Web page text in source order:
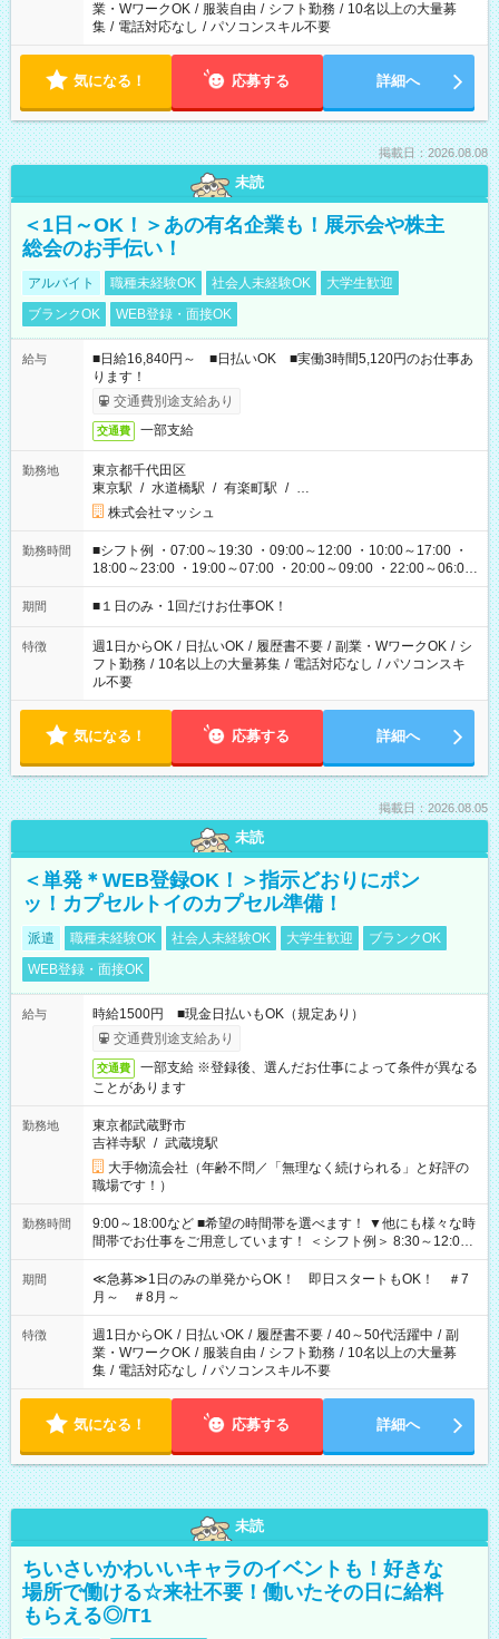
業・WワークOK / 服装自由 / シフト勤務 / 10名以上の大量募
集 / 電話対応なし / パソコンスキル不要
気になる！ 応募する 詳細へ
掲載日：2026.08.08
未読
＜1日～OK！＞あの有名企業も！展示会や株主
総会のお手伝い！
アルバイト 職種未経験OK 社会人未経験OK
大学生歓迎
ブランクOK
WEB登録・面接OK
給与
■日給16,840円～ ■日払いOK ■実働3時間5,120円のお仕事あ
ります！
交通費別途支給あり
交通費 一部支給
勤務地
東京都千代田区
東京駅 / 水道橋駅 / 有楽町駅 / …
株式会社マッシュ
勤務時間
■シフト例 ・07:00～19:30 ・09:00～12:00 ・10:00～17:00 ・
18:00～23:00 ・19:00～07:00 ・20:00～09:00 ・22:00～06:00
etc ★最短で3時間で5,120円のお仕事から 15時間で2万円近く稼
げるお仕事も！ ご希望のお時間に合わせてご紹介！ ※シフトは
ください！
期間 ■１日のみ・1回だけお仕事OK！
特徴 週1日からOK / 日払いOK / 履歴書不要 / 副業・WワークOK / シ
フト勤務 / 10名以上の大量募集 / 電話対応なし / パソコンスキ
ル不要
気になる！ 応募する 詳細へ
掲載日：2026.08.05
未読
＜単発＊WEB登録OK！＞指示どおりにポン
ッ！カプセルトイのカプセル準備！
派遣 職種未経験OK 社会人未経験OK 大学生歓迎
ブランクOK
WEB登録・面接OK
給与
時給1500円 ■現金日払いもOK（規定あり）
交通費別途支給あり
交通費
一部支給 ※登録後、選んだお仕事によって条件が異なる
ことがあります
勤務地
東京都武蔵野市
吉祥寺駅 / 武蔵境駅
大手物流会社（年齢不問／「無理なく続けられる」と好評の
職場です！）
勤務時間
9:00～18:00など ■希望の時間帯を選べます！ ▼他にも様々な時
間帯でお仕事をご用意しています！ ＜シフト例＞ 8:30～12:00
17:00～22:00 13:00～22:00 22:00～翌6:00 など
期間
≪急募≫1日のみの単発からOK！ 即日スタートもOK！ ＃7
月～ ＃8月～
特徴 週1日からOK / 日払いOK / 履歴書不要 / 40～50代活躍中 / 副
業・WワークOK / 服装自由 / シフト勤務 / 10名以上の大量募
集 / 電話対応なし / パソコンスキル不要
気になる！ 応募する 詳細へ
未読
ちいさいかわいいキャラのイベントも！好きな
場所で働ける☆来社不要！働いたその日に給料
もらえる◎/T1